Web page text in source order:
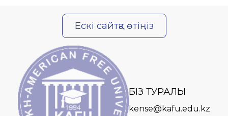
Ескі сайтқа өтіңіз
БІЗ ТУРАЛЫ
kense@kafu.edu.kz